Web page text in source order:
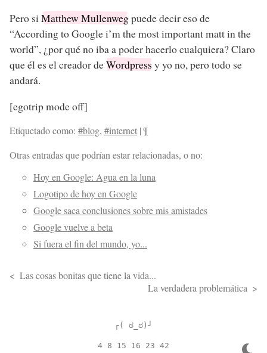
Pero siMatthew Mullenwegpuede decir eso de
“According to Google i’m the most important matt in the
world”, ¿por qué no iba a poder hacerlo cualquiera? Claro
que él es el creador deWordpress y yo no, pero todo se
andará.
[egotrip mode off]
Etiquetado como: #blog, #internet |¶
Otras entradas que podrían estar relacionadas, o no:
Hoy en Google: Agua en la luna
Logotipo de hoy en Google
Google saca conclusiones sobre mis amistades
Google vuelve a beta
Si fuera el fin del mundo, yo...
Las cosas bonitas que tiene la vida...
La verdadera problemática
┌( ಠ_ಠ)┘
4 8 15 16 23 42